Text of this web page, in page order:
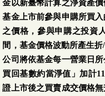
金以新臺幣計算之淨資產
基金上市前參與申購所買
之價格，參與申購之投資
間，基金價格波動所產生
公司將依基金每一營業日
買回基數約當淨值」加計
證上市後之買賣成交價格